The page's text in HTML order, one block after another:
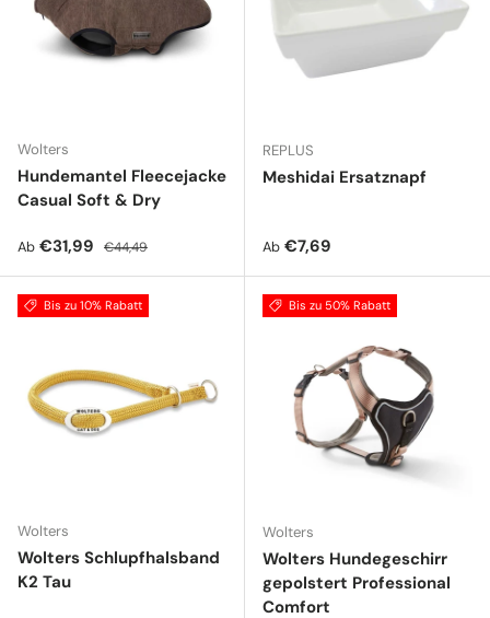
Wolters
Hundemantel Fleecejacke
Casual Soft & Dry
Verkaufspreis
Ab €31,99 Normaler Preis
€44,49
REPLUS
Meshidai Ersatznapf
Normaler Preis
Ab €7,69
Bis zu 10% Rabatt
Wolters
Wolters Schlupfhalsband
K2 Tau
Bis zu 50% Rabatt
Wolters
Wolters Hundegeschirr
gepolstert Professional
Comfort